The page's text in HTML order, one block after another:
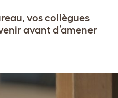
vos collègues
avant d’amener